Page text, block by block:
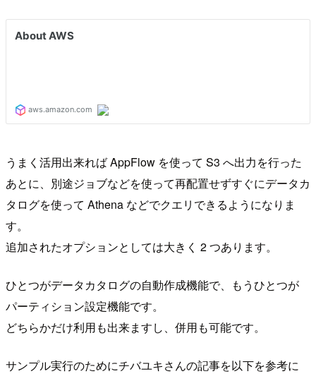
うまく活用出来れば AppFlow を使って S3 へ出力を行った
あとに、別途ジョブなどを使って再配置せずすぐにデータカ
タログを使って Athena などでクエリできるようになりま
す。
追加されたオプションとしては大きく 2 つあります。
ひとつがデータカタログの自動作成機能で、もうひとつが
パーティション設定機能です。
どちらかだけ利用も出来ますし、併用も可能です。
サンプル実行のためにチバユキさんの記事を以下を参考に